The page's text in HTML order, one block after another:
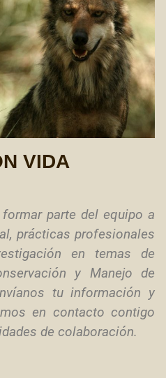
VIDA
parte del equipo a
prácticas profesionales
en temas de
y Manejo de
tu información y
en contacto contigo
de colaboración.